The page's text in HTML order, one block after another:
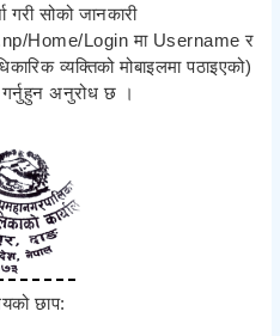
गरी सोको जानकारी
Home/Login मा Username र
व्यक्तिको मोबाइलमा पठाइएको)
गर्नुहुन अनुरोध छ ।
छाप: